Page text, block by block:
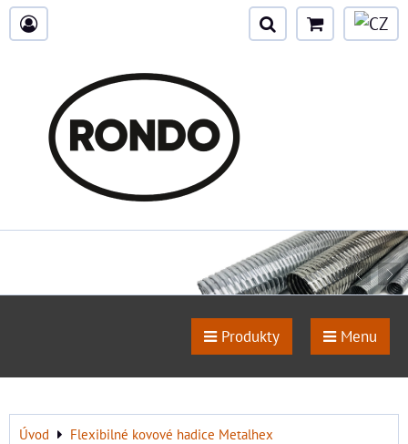
Produkty Menu
Úvod Flexibilné kovové hadice Metalhex